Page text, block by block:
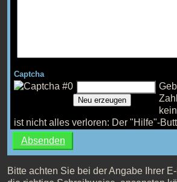
Captcha
Neu erzeugen
ist nicht alles verloren: Der "Hilfe"-
Bitte achten Sie bei der Angabe Ihrer